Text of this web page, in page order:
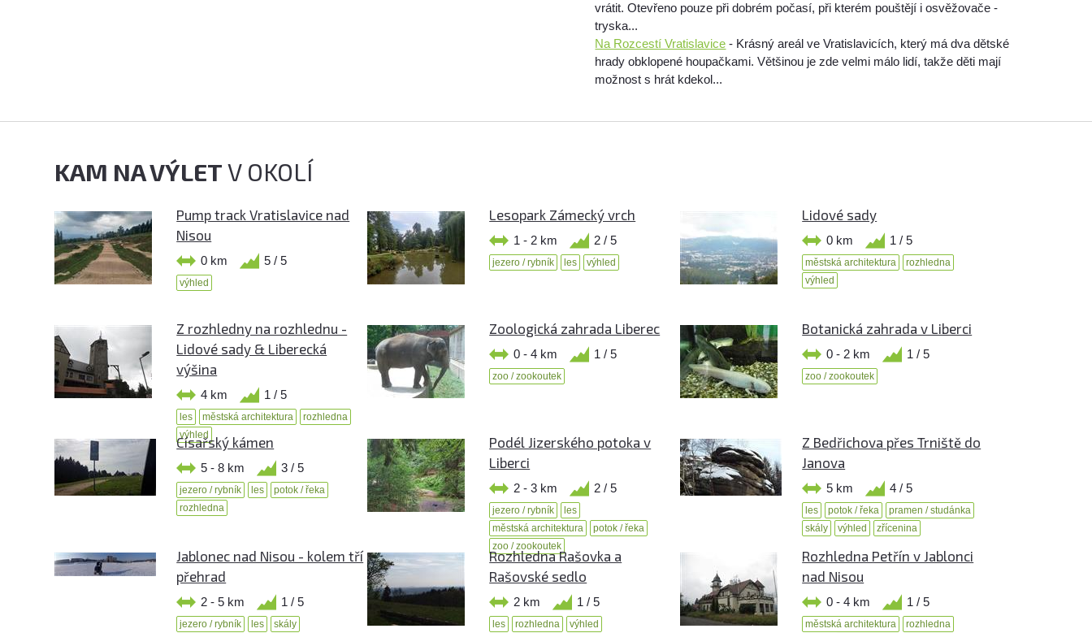
vrátit. Otevřeno pouze při dobrém počasí, při kterém pouštějí i osvěžovače -
tryska...
Na Rozcestí Vratislavice - Krásný areál ve Vratislavicích, který má dva dětské
hrady obklopené houpačkami. Většinou je zde velmi málo lidí, takže děti mají
možnost s hrát kdekol...
KAM NA VÝLETV OKOLÍ
Pump track Vratislavice nad
Nisou
0 km 5 / 5
výhled
Lesopark Zámecký vrch
1 - 2 km 2 / 5
jezero / rybník les výhled
Lidové sady
0 km 1 / 5
městská architektura
rozhledna
výhled
Z rozhledny na rozhlednu -
Lidové sady & Liberecká
výšina
4 km 1 / 5
les městská architektura
rozhledna
výhled
Zoologická zahrada Liberec
0 - 4 km 1 / 5
zoo / zookoutek
Botanická zahrada v Liberci
0 - 2 km 1 / 5
zoo / zookoutek
Císařský kámen
5 - 8 km 3 / 5
jezero / rybník les
potok / řeka
rozhledna
Podél Jizerského potoka v
Liberci
2 - 3 km 2 / 5
jezero / rybník
les
městská architektura
potok / řeka
zoo / zookoutek
Z Bedřichova přes Trniště do
Janova
5 km 4 / 5
les potok / řeka
pramen / studánka
skály
výhled zřícenina
Jablonec nad Nisou - kolem tří
přehrad
2 - 5 km 1 / 5
jezero / rybník les skály
Rozhledna Rašovka a
Rašovské sedlo
2 km 1 / 5
les rozhledna výhled
Rozhledna Petřín v Jablonci
nad Nisou
0 - 4 km 1 / 5
městská architektura
rozhledna